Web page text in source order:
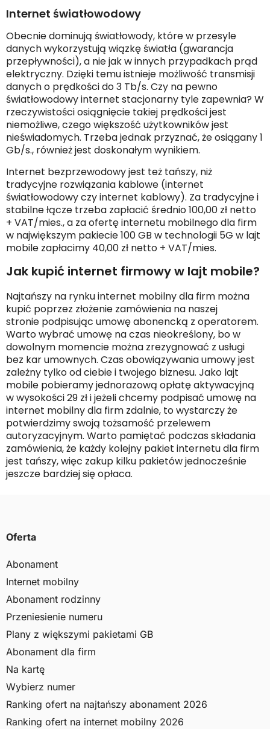
Internet światłowodowy
Obecnie dominują światłowody, które w przesyle
danych wykorzystują wiązkę światła (gwarancja
przepływności), a nie jak w innych przypadkach prąd
elektryczny. Dzięki temu istnieje możliwość transmisji
danych o prędkości do 3 Tb/s. Czy na pewno
światłowodowy internet stacjonarny tyle zapewnia? W
rzeczywistości osiągnięcie takiej prędkości jest
niemożliwe, czego większość użytkowników jest
nieświadomych. Trzeba jednak przyznać, że osiągany 1
Gb/s., również jest doskonałym wynikiem.
Internet bezprzewodowy jest też tańszy, niż
tradycyjne rozwiązania kablowe (internet
światłowodowy czy internet kablowy). Za tradycyjne i
stabilne łącze trzeba zapłacić średnio 100,00 zł netto
+ VAT/mies., a za ofertę internetu mobilnego dla firm
w największym pakiecie 100 GB w technologii 5G w lajt
mobile zapłacimy 40,00 zł netto + VAT/mies.
Jak kupić internet firmowy w lajt mobile?
Najtańszy na rynku internet mobilny dla firm można
kupić poprzez złożenie zamówienia na naszej
stronie podpisując umowę abonencką z operatorem.
Warto wybrać umowę na czas nieokreślony, bo w
dowolnym momencie można zrezygnować z usługi
bez kar umownych. Czas obowiązywania umowy jest
zależny tylko od ciebie i twojego biznesu. Jako lajt
mobile pobieramy jednorazową opłatę aktywacyjną
w wysokości 29 zł i jeżeli chcemy podpisać umowę na
internet mobilny dla firm zdalnie, to wystarczy że
potwierdzimy swoją tożsamość przelewem
autoryzacyjnym. Warto pamiętać podczas składania
zamówienia, że każdy kolejny pakiet internetu dla firm
jest tańszy, więc zakup kilku pakietów jednocześnie
jeszcze bardziej się opłaca.
Oferta
Abonament
Internet mobilny
Abonament rodzinny
Przeniesienie numeru
Plany z większymi pakietami GB
Abonament dla firm
Na kartę
Wybierz numer
Ranking ofert na najtańszy abonament 2026
Ranking ofert na internet mobilny 2026